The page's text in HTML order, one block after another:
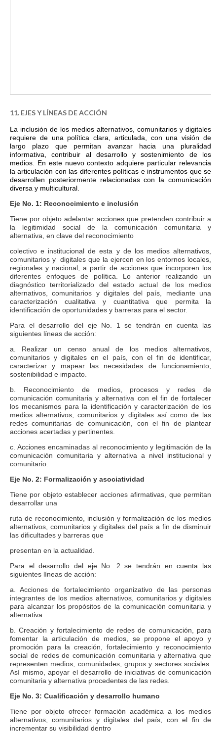
11. EJES Y LÍNEAS DE ACCIÓN
La inclusión de los medios alternativos, comunitarios y digitales
requiere de una política clara, articulada, con una visión de
largo plazo que permitan avanzar hacia una pluralidad
informativa, contribuir al desarrollo y sostenimiento de los
medios. En este nuevo contexto adquiere particular relevancia
la articulación con las diferentes políticas e instrumentos que se
desarrollen posteriormente relacionadas con la comunicación
diversa y multicultural.
Eje No. 1: Reconocimiento e inclusión
Tiene por objeto adelantar acciones que pretenden contribuir a
la legitimidad social de la comunicación comunitaria y
alternativa, en clave del reconocimiento
colectivo e institucional de esta y de los medios alternativos,
comunitarios y
digitales que la ejercen en los entornos locales,
regionales y nacional, a partir de acciones que incorporen los
diferentes enfoques de política. Lo anterior realizando un
diagnóstico territorializado del estado actual de los medios
alternativos, comunitarios y digitales del país, mediante una
caracterización cualitativa y cuantitativa que permita la
identificación de oportunidades y barreras para el sector.
Para el desarrollo del eje No. 1 se tendrán en cuenta las
siguientes líneas de acción:
a. Realizar un censo anual de los medios alternativos,
comunitarios y digitales en el país, con el fin de identificar,
caracterizar y mapear las necesidades de funcionamiento,
sostenibilidad e impacto.
b. Reconocimiento de medios, procesos y redes de
comunicación comunitaria y alternativa con el fin de fortalecer
los mecanismos para la identificación y caracterización de los
medios alternativos, comunitarios y digitales así como de las
redes comunitarias de comunicación, con el fin de plantear
acciones acertadas y pertinentes.
c. Acciones encaminadas al reconocimiento y legitimación de la
comunicación comunitaria y alternativa a nivel institucional y
comunitario.
Eje No. 2: Formalización y asociatividad
Tiene por objeto establecer acciones afirmativas, que permitan
desarrollar una
ruta de reconocimiento, inclusión y formalización de los medios
alternativos, comunitarios y digitales del país a fin de disminuir
las dificultades y barreras que
presentan en la actualidad.
Para el desarrollo del eje No. 2 se tendrán en cuenta las
siguientes líneas de acción:
a. Acciones de fortalecimiento organizativo de las personas
integrantes de los medios alternativos, comunitarios y digitales
para alcanzar los propósitos de la comunicación comunitaria y
alternativa.
b. Creación y fortalecimiento de redes de comunicación, para
fomentar la articulación de medios, se propone el apoyo y
promoción para la creación, fortalecimiento y reconocimiento
social de redes de comunicación comunitaria y alternativa que
representen medios, comunidades, grupos y sectores sociales.
Así mismo, apoyar el desarrollo de iniciativas de comunicación
comunitaria y alternativa procedentes de las redes.
Eje No. 3: Cualificación y desarrollo humano
Tiene por objeto ofrecer formación académica a los medios
alternativos, comunitarios y digitales del país, con el fin de
incrementar su visibilidad dentro